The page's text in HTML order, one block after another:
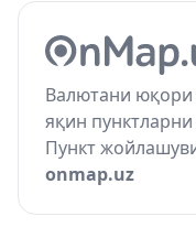
Валютани
яқин
Пункт
onmap.uz